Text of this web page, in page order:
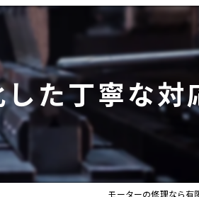
た丁寧な対
モーターの修理なら有